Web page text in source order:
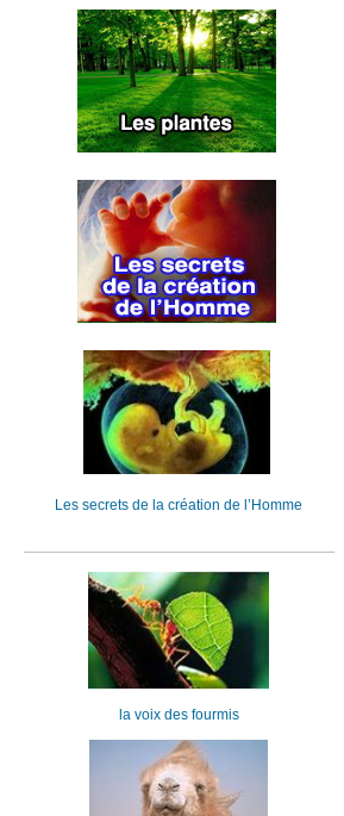
Les secrets de la création de l’Homme
la voix des fourmis